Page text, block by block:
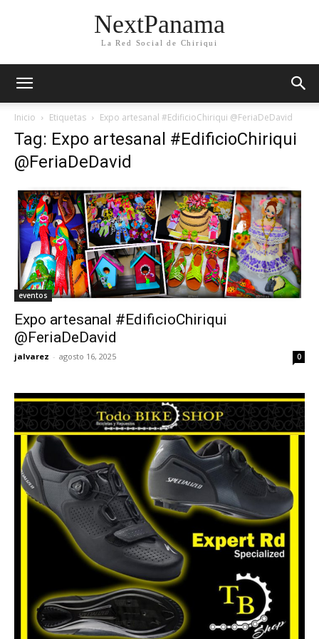
NextPanama
La Red Social de Chiriqui
Inicio Etiquetas Expo artesanal #EdificioChiriqui @FeriaDeDavid
Tag: Expo artesanal #EdificioChiriqui
@FeriaDeDavid
eventos
Expo artesanal #EdificioChiriqui
@FeriaDeDavid
jalvarez - agosto 16, 2025 0